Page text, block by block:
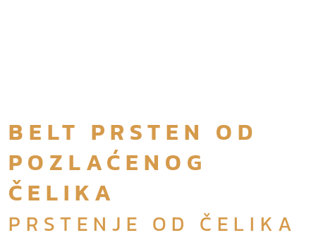
BELT PRSTEN OD
POZLAĆENOG
ČELIKA
PRSTENJE OD ČELIKA